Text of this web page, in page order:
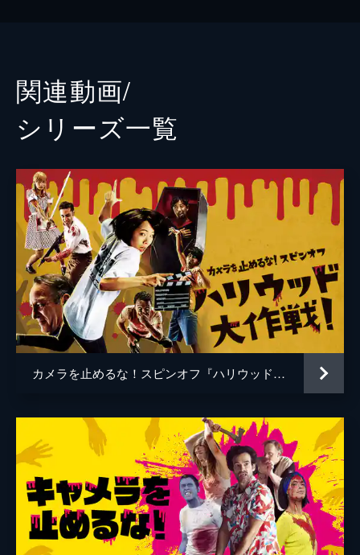
笹原芳子
栗原綾奈 合田純奈
松浦早希 浅森咲希奈
松本逢花 秋山ゆずき
谷口智和 山口友和
藤丸拓哉 藤村拓矢
黒岡大吾 イワゴウサトシ
相田舞 高橋恭子
監督 上田慎一郎
脚本 上田慎一郎
音楽 永井カイル
関連動画/
シリーズ⼀覧
カメラを止めるな！スピンオフ『ハリウッド大作戦!』